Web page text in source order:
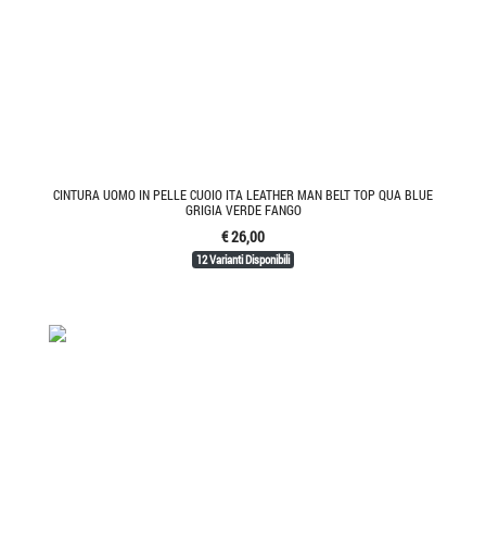
CINTURA UOMO IN PELLE CUOIO ITA LEATHER MAN BELT TOP QUA BLUE
GRIGIA VERDE FANGO
€ 26,00
12 Varianti Disponibili